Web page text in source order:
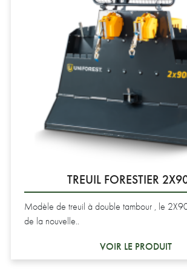
TREUIL FORESTIER
Modèle de treuil à double tambour , le
de la nouvelle..
VOIR LE PRODUIT